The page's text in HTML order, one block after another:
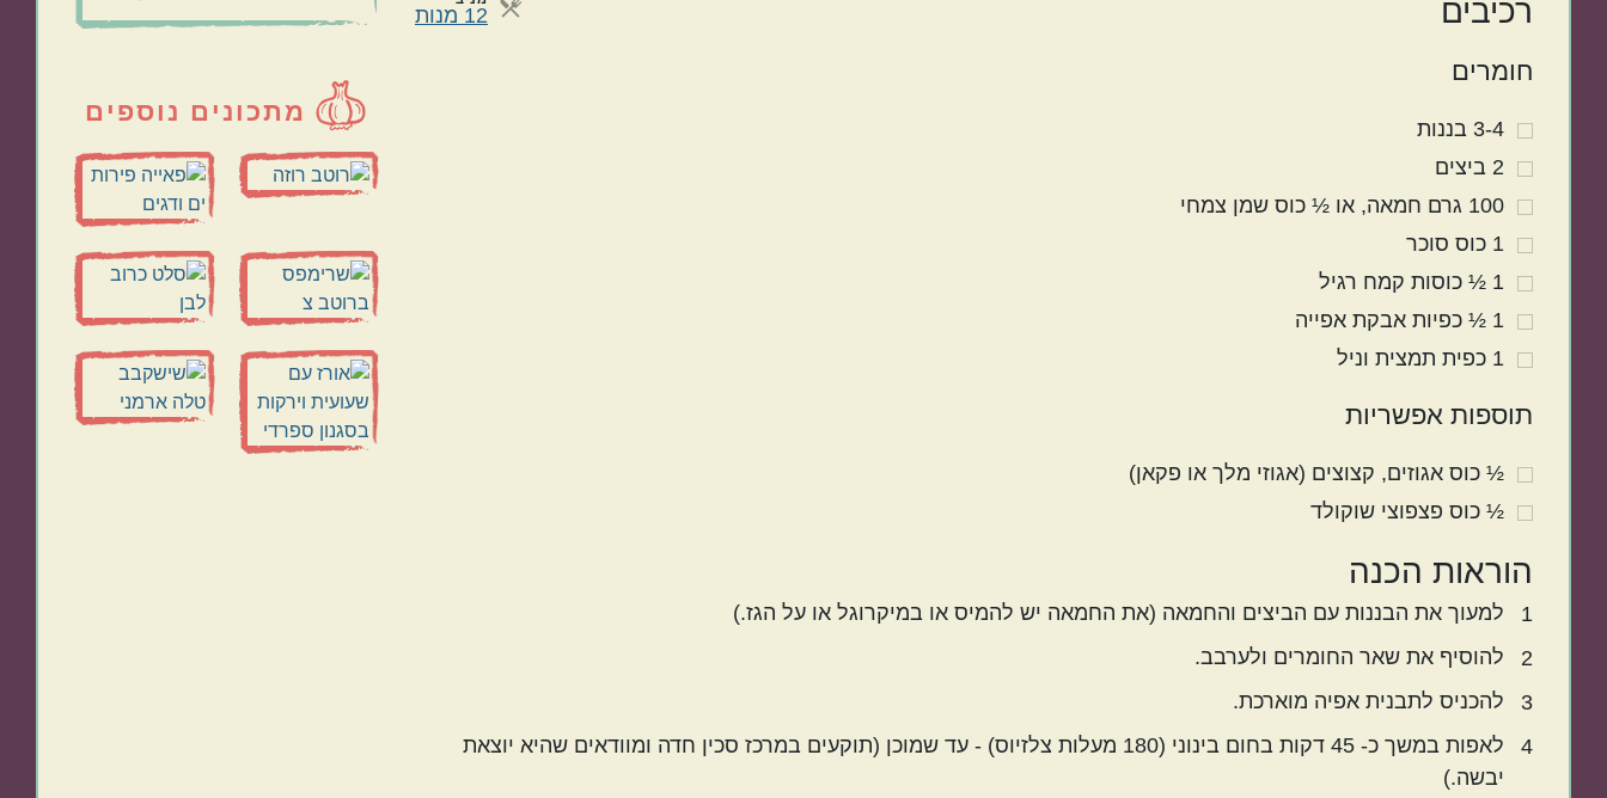
12 מנות מנות רכיבים
חומרים
3-4 בננות
2 ביצים
100 גרם חמאה או ½ כוס שמן צמחי
1 כוס סוכר
1 ½
כוסות קמח רגיל
1 ½
כפיות אבקת אפייה
1 כפית תמצית וניל
תוספות אפשריות
½ כוס אגוזים קצוצים (אגוזי מלך או פקאן)
½ כוס פצפוצי שוקולד
הוראות הכנה
1
למעוך את הבננות עם הביצים והחמאה (את החמאה יש להמיס או במיקרוגל או על הגז.)
2
להוסיף את שאר החומרים ולערבב.
3
להכניס לתבנית אפיה מוארכת.
4
לאפות במשך כ- 45 דקות בחום בינוני (180 מעלות צלזיוס) - עד שמוכן (תוקעים במרכז סכין חדה ומוודאים שהיא יוצאת
יבשה.)
מתכונים נוספים